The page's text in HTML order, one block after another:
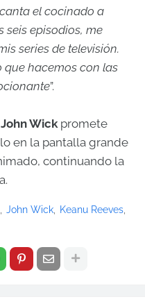
el cocinado a
seis episodios, me
series de televisión.
que hacemos con las
”.
John Wick promete
en la pantalla grande
continuando la
John Wick
Keanu Reeves